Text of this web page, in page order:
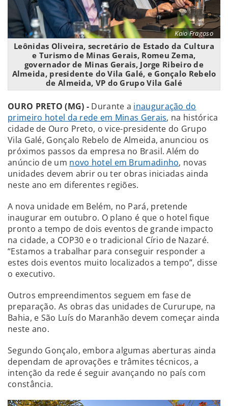
Kaio Fragoso
Leônidas Oliveira, secretário de Estado da Cultura
e Turismo de Minas Gerais, Romeu Zema,
governador de Minas Gerais, Jorge Ribeiro de
Almeida, presidente do Vila Galé, e Gonçalo Rebelo
de Almeida, VP do Grupo Vila Galé
OURO PRETO (MG) - Durante a inauguração do
primeiro hotel da rede em Minas Gerais, na histórica
cidade de Ouro Preto, o vice-presidente do Grupo
Vila Galé, Gonçalo Rebelo de Almeida, anunciou os
próximos passos da empresa no Brasil. Além do
anúncio de um novo hotel em Brumadinho, novas
unidades devem abrir ou ter obras iniciadas ainda
neste ano em diferentes regiões.
A nova unidade em Belém, no Pará, pretende
inaugurar em outubro. O plano é que o hotel fique
pronto a tempo de dois eventos de grande impacto
na cidade, a COP30 e o tradicional Círio de Nazaré.
“Estamos a trabalhar para conseguir responder a
estes dois eventos muito localizados a tempo”, disse
o executivo.
Outros empreendimentos seguem em fase de
preparação. As obras das unidades de Cururupe, na
Bahia, e São Luís do Maranhão devem começar ainda
neste ano.
Segundo Gonçalo, embora algumas aberturas ainda
dependam de aprovações e trâmites técnicos, a
intenção da rede é seguir avançando no país com
constância.